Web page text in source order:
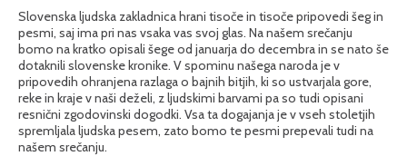
Slovenska ljudska zakladnica hrani tisoče in tisoče pripovedi šeg in
pesmi, saj ima pri nas vsaka vas svoj glas. Na našem srečanju
bomo na kratko opisali šege od januarja do decembra in se nato še
dotaknili slovenske kronike. V spominu našega naroda je v
pripovedih ohranjena razlaga o bajnih bitjih, ki so ustvarjala gore,
reke in kraje v naši deželi, z ljudskimi barvami pa so tudi opisani
resnični zgodovinski dogodki. Vsa ta dogajanja je v vseh stoletjih
spremljala ljudska pesem, zato bomo te pesmi prepevali tudi na
našem srečanju.